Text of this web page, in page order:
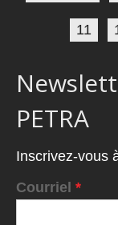
11
PETRA
Inscrivez-vous
Courriel *